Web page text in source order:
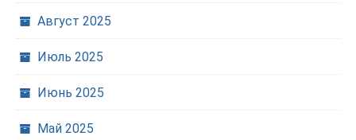
Август 2025
Июль 2025
Июнь 2025
Май 2025